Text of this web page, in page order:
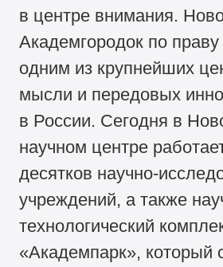
в центре внимания.
Академгородок по праву
одним из крупнейших
мысли и передовых
в России. Сегодня в
научном центре
десятков научно-
учреждений, а также
технологический
«Академпарк», который